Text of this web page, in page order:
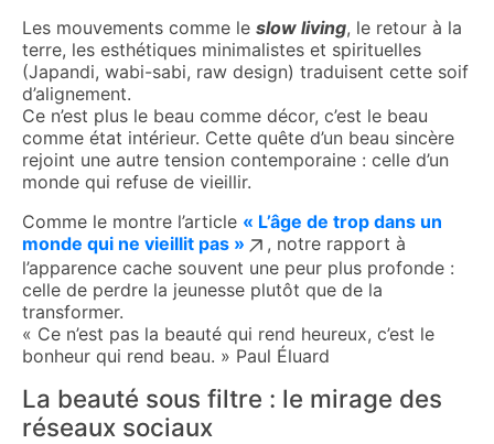
Les mouvements comme le slow living, le retour à la
terre, les esthétiques minimalistes et spirituelles
(Japandi, wabi-sabi, raw design) traduisent cette soif
d’alignement.
Ce n’est plus le beau comme décor, c’est le beau
comme état intérieur. Cette quête d’un beau sincère
rejoint une autre tension contemporaine : celle d’un
monde qui refuse de vieillir.
Comme le montre l’article « L’âge de trop dans un
monde qui ne vieillit pas »
, notre rapport à
l’apparence cache souvent une peur plus profonde :
celle de perdre la jeunesse plutôt que de la
transformer.
« Ce n’est pas la beauté qui rend heureux, c’est le
bonheur qui rend beau. » Paul Éluard
La beauté sous filtre : le mirage des
réseaux sociaux